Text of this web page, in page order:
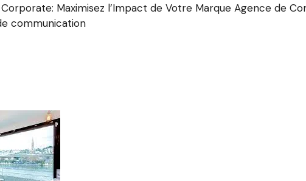
Maximisez l’Impact de Votre Marque Agence de
communication